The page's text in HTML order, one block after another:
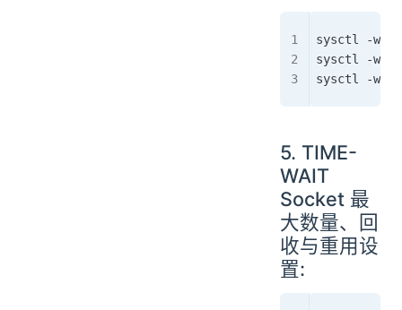
sysctl -w
sysctl -w
sysctl -w
5. TIME-
WAIT
Socket 最
大数量、回
收与重用设
置: